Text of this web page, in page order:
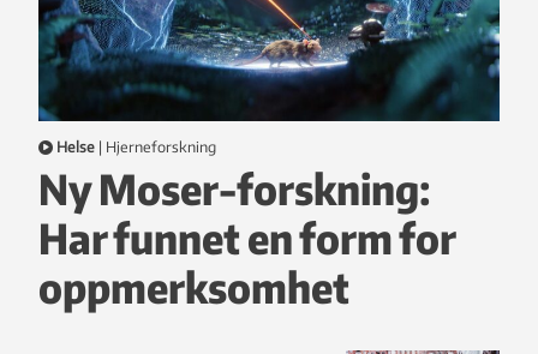
Helse | hjerneforskning
Ny Moser-forskning:
Har funnet en form for
oppmerksomhet